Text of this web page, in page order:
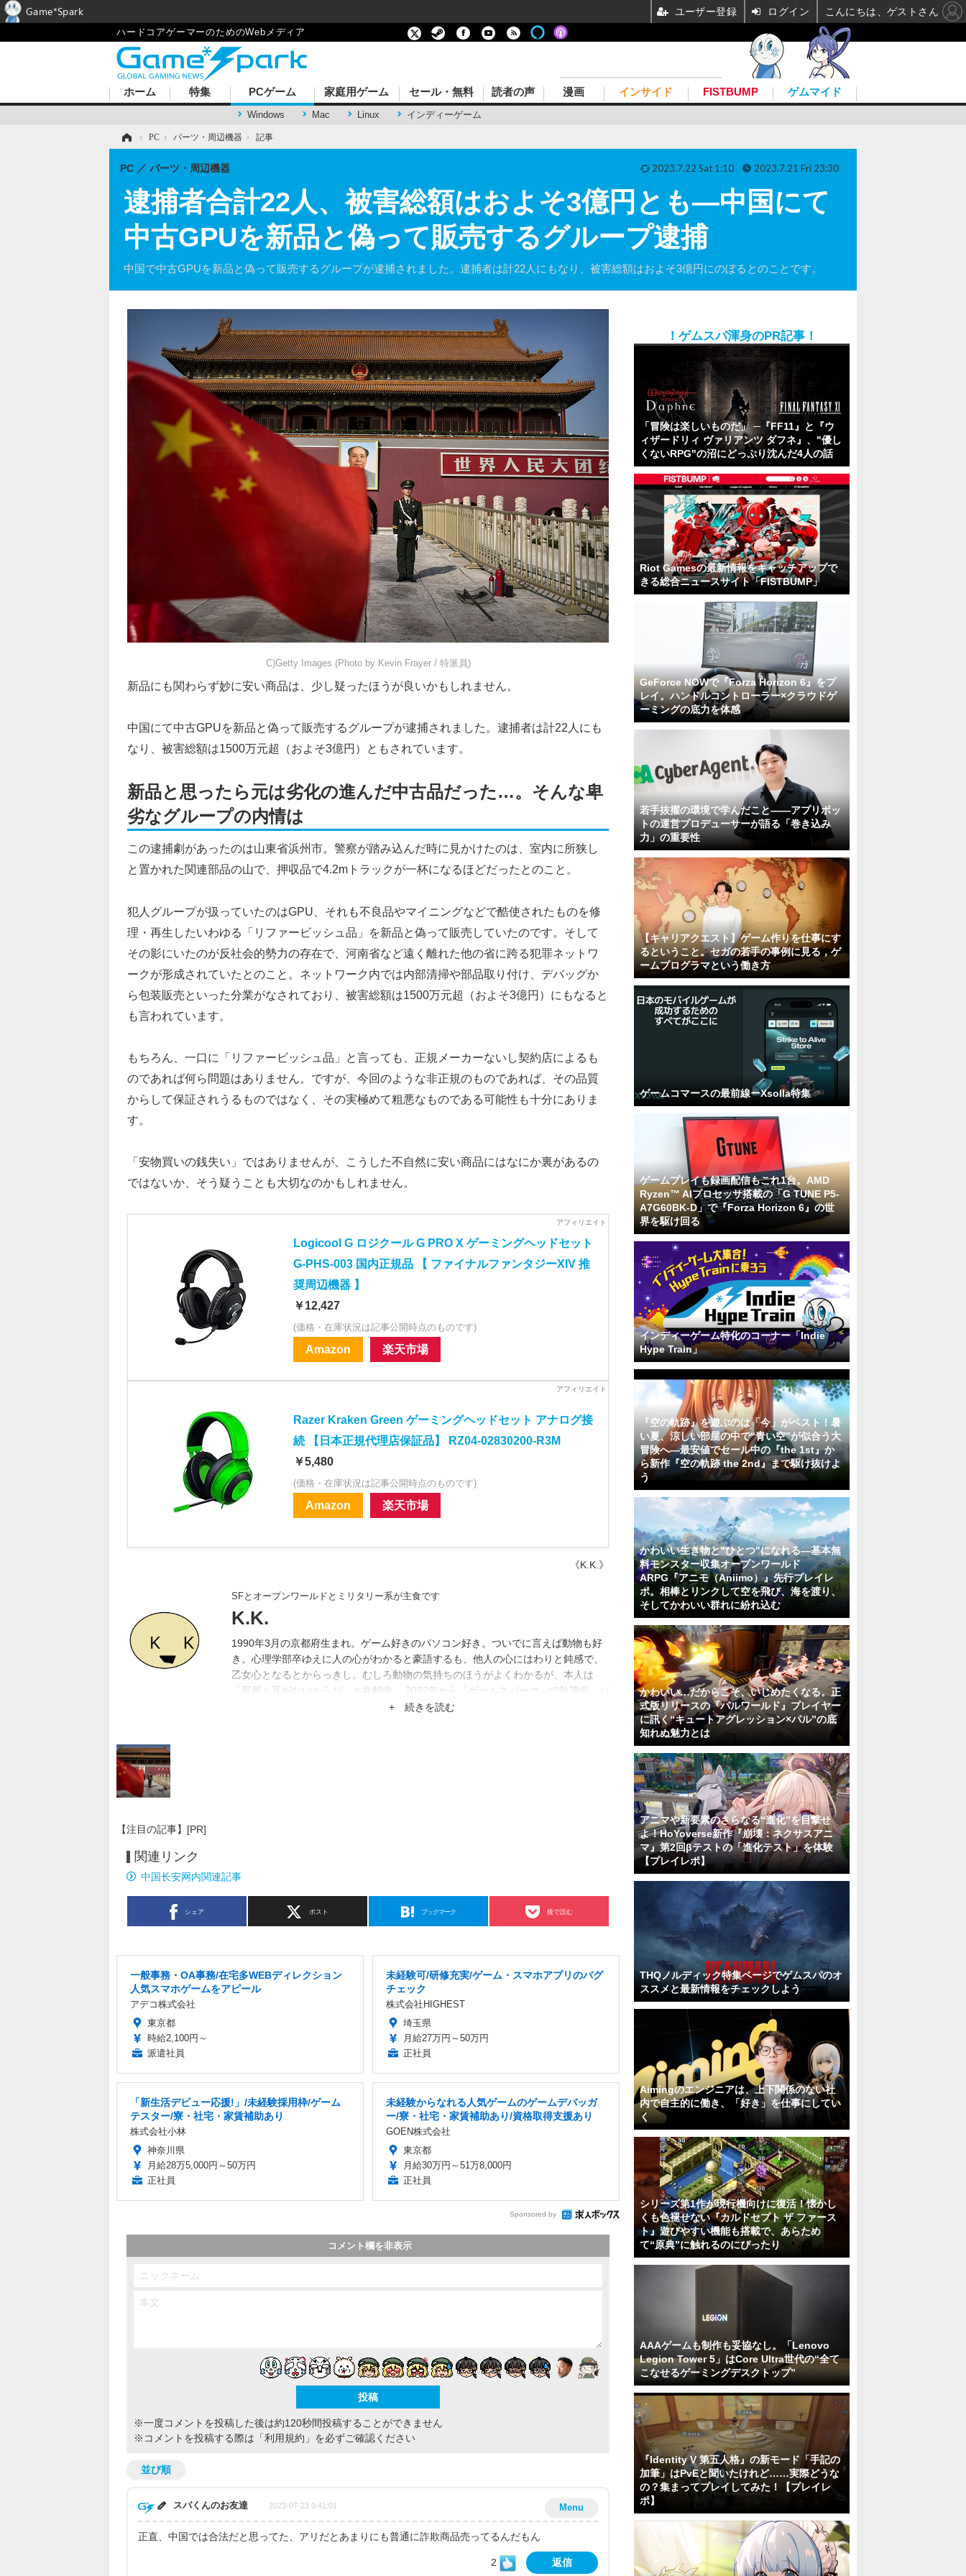
ハードコアゲーマーのためのWebメディア
ホーム 特集 PCゲーム
Windows Mac Linux インディーゲーム
家庭用ゲーム セール・無料 読者の声 漫画 インサイド FISTBUMP ゲムマイド
› PC › パーツ・周辺機器 › 記事
逮捕者合計22人、被害総額はおよそ3億円とも―中国にて
中古GPUを新品と偽って販売するグループ逮捕
中国で中古GPUを新品と偽って販売するグループが逮捕されました。逮捕者は計22人にもなり、被害総額はおよそ3億円にのぼるとのことです。
PC パーツ・周辺機器 2023.7.22 Sat 1:10 2023.7.21 Fri 23:30
C)Getty Images (Photo by Kevin Frayer / 特派員)
新品にも関わらず妙に安い商品は、少し疑ったほうが良いかもしれません。
中国にて中古GPUを新品と偽って販売するグループが逮捕されました。逮捕者は計22人にも
なり、被害総額は1500万元超（およそ3億円）ともされています。
新品と思ったら元は劣化の進んだ中古品だった…。そんな卑
劣なグループの内情は
この逮捕劇があったのは山東省浜州市。警察が踏み込んだ時に見かけたのは、室内に所狭し
と置かれた関連部品の山で、押収品で4.2mトラックが一杯になるほどだったとのこと。
犯人グループが扱っていたのはGPU、それも不良品やマイニングなどで酷使されたものを修
理・再生したいわゆる「リファービッシュ品」を新品と偽って販売していたのです。そして
その影にいたのが反社会的勢力の存在で、河南省など遠く離れた他の省に跨る犯罪ネットワ
ークが形成されていたとのこと。ネットワーク内では内部清掃や部品取り付け、デバッグか
ら包装販売といった分業がなされており、被害総額は1500万元超（およそ3億円）にもなると
も言われています。
もちろん、一口に「リファービッシュ品」と言っても、正規メーカーないし契約店によるも
のであれば何ら問題はありません。ですが、今回のような非正規のものであれば、その品質
からして保証されうるものではなく、その実極めて粗悪なものである可能性も十分にありま
す。
「安物買いの銭失い」ではありませんが、こうした不自然に安い商品にはなにか裏があるの
ではないか、そう疑うことも大切なのかもしれません。
Logicool G ロジクール G PRO X ゲーミングヘッドセット
G-PHS-003 国内正規品 【 ファイナルファンタジーXIV 推
奨周辺機器 】
￥12,427
(価格・在庫状況は記事公開時点のものです)
Amazon 楽天市場
Razer Kraken Green ゲーミングヘッドセット アナログ接
続 【日本正規代理店保証品】 RZ04-02830200-R3M
￥5,480
(価格・在庫状況は記事公開時点のものです)
Amazon 楽天市場
《K.K.》
SFとオープンワールドとミリタリー系が主食です
K.K.
1990年3月の京都府生まれ。ゲーム好きのパソコン好き。ついでに言えば動物も好
き。心理学部卒ゆえに人の心がわかると豪語するも、他人の心にはわりと鈍感で、
乙女心となるとからっきし。むしろ動物の気持ちのほうがよくわかるが、本人は
「尻尾と耳がないからだ」と弁解中。 2022年から「ゲームスパーク」で執筆中。パ
ソコン代の足しにと始めるも、賃金はほとんど課金ガチャに消えている模様。
+ 続きを読む
【注目の記事】[PR]
関連リンク
中国长安网内関連記事
シェア ポスト ブックマーク 後で読む
一般事務・OA事務/在宅多WEBディレクション
人気スマホゲームをアピール
アデコ株式会社
東京都
時給2,100円～
派遣社員
未経験可/研修充実/ゲーム・スマホアプリのバグ
チェック
株式会社HIGHEST
埼玉県
月給27万円～50万円
正社員
「新生活デビュー応援!」/未経験採用枠/ゲーム
テスター/寮・社宅・家賃補助あり
株式会社小林
神奈川県
月給28万5,000円～50万円
正社員
未経験からなれる人気ゲームのゲームデバッガ
ー/寮・社宅・家賃補助あり/資格取得支援あり
GOEN株式会社
東京都
月給30万円～51万8,000円
正社員
Sponsored by
コメント欄を非表示
※一度コメントを投稿した後は約120秒間投稿することができません
※コメントを投稿する際は 「利用規約」 を必ずご確認ください
並び順
Menu
スパくんのお友達 2023-07-23 0:41:01
正直、中国では合法だと思ってた、アリだとあまりにも普通に詐欺商品売ってるんだもん
2 返信
！ゲムスパ渾身のPR記事！
「冒険は楽しいものだ」 ─『FF11』と『ウ
ィザードリィ ヴァリアンツ ダフネ』、"優し
くないRPG"の沼にどっぷり沈んだ4人の話
Riot Gamesの最新情報をキャッチアップで
きる総合ニュースサイト「FISTBUMP」
GeForce NOWで『Forza Horizon 6』をプ
レイ。ハンドルコントローラー×クラウドゲ
ーミングの底力を体感
若手抜擢の環境で学んだこと――アプリボッ
トの運営プロデューサーが語る「巻き込み
力」の重要性
【キャリアクエスト】ゲーム作りを仕事にす
るということ。セガの若手の事例に見る，ゲ
ームプログラマという働き方
ゲームコマースの最前線ーXsolla特集
ゲームプレイも録画配信もこれ1台。AMD
Ryzen™ AIプロセッサ搭載の「G TUNE P5-
A7G60BK-D」で『Forza Horizon 6』の世
界を駆け回る
インディーゲーム特化のコーナー「Indie
Hype Train」
『空の軌跡』を遊ぶのは「今」がベスト！暑
い夏、涼しい部屋の中で“青い空”が似合う大
冒険へ―最安値でセール中の『the 1st』か
ら新作『空の軌跡 the 2nd』まで駆け抜けよ
う
かわいい生き物と"ひとつ"になれる―基本無
料モンスター収集オープンワールド
ARPG『アニモ（Aniimo）』先行プレイレ
ポ。相棒とリンクして空を飛び、海を渡り、
そしてかわいい群れに紛れ込む
かわいい…だからこそ、いじめたくなる。正
式版リリースの『パルワールド』プレイヤー
に訊く“キュートアグレッション×パル”の底
知れぬ魅力とは
アニマや新要素のさらなる“進化”を目撃せ
よ！HoYoverse新作『崩壊：ネクサスアニ
マ』第2回βテストの「進化テスト」を体験
【プレイレポ】
THQノルディック特集ページでゲムスパのオ
ススメと最新情報をチェックしよう
Aimingのエンジニアは、上下関係のない社
内で自主的に働き、「好き」を仕事にしてい
く
シリーズ第1作が現行機向けに復活！懐かし
くも色褪せない『カルドセプト ザ ファース
ト』遊びやすい機能も搭載で、あらため
て“原典”に触れるのにぴったり
AAAゲームも制作も妥協なし。「Lenovo
Legion Tower 5」はCore Ultra世代の“全て
こなせるゲーミングデスクトップ”
『Identity V 第五人格』の新モード「手記の
加筆」はPvEと聞いたけれど……実際どうな
の？集まってプレイしてみた！【プレイレ
ポ】
Game*Spark ユーザー登録 ログイン こんにちは、ゲストさん